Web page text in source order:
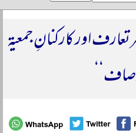
تعارف اور کارکنانِ جمعیۃ